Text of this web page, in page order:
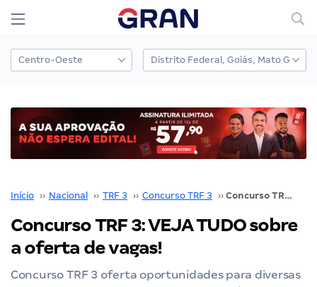
Início ›› Nacional ›› TRF 3 ›› Concurso TRF 3 ›› Concurso TRF 3: VEJA TUDO sobre a oferta de vagas!
Concurso TRF 3: VEJA TUDO sobre
a oferta de vagas!
Concurso TRF 3 oferta oportunidades para diversas